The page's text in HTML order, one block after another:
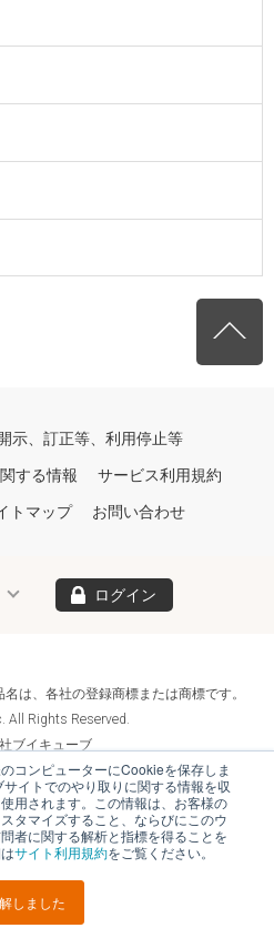
コンピューターにCookieを保存しま
イトでのやり取りに関する情報を収
用されます。この情報は、お客様の
タマイズすること、ならびにこのウ
者に関する解析と指標を得ることを
サイト利用規約をご覧ください。
しました
開示、訂正等、利用停止等
する情報 サービス利用規約
トマップ お問い合わせ
ログイン
は、各社の登録商標または商標です。
All Rights Reserved.
ブイキューブ
Us